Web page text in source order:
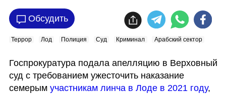
Обсудить
Террор Лод Полиция Суд Криминал Арабский сектор
Госпрокуратура подала апелляцию в Верховный
суд с требованием ужесточить наказание
семерым участникам линча в Лоде в 2021 году,